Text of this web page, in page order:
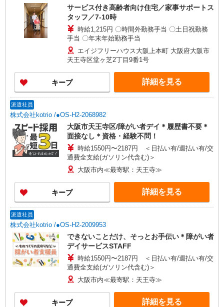
サービス付き高齢者向け住宅／家事サポートス
タッフ／7-10時
時給1,215円 〇時間外勤務手当 〇土日祝勤務
手当 〇年末年始勤務手当
エイジフリーハウス大阪上本町 大阪府大阪市
天王寺区堂ヶ芝2丁目9番1号
キープ 詳細を見る
派遣社員
株式会社kotrio /●OS-H2-2068982
大阪市天王寺区/障がい者デイ＊履歴書不要＊
面接なし＊資格・経験不問！
時給1550円〜2187円 ＜日払い有/週払い有/交
通費全支給(ガソリン代含む)＞
大阪市内≪最寄駅：天王寺≫
キープ 詳細を見る
派遣社員
株式会社kotrio /●OS-H2-2009953
できないことだけ、そっとお手伝い＊障がい者
デイサービスSTAFF
時給1550円〜2187円 ＜日払い有/週払い有/交
通費全支給(ガソリン代含む)＞
大阪市内≪最寄駅：天王寺≫
キープ 詳細を見る